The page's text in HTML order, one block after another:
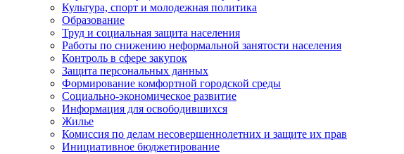
Культура, спорт и молодежная политика
Образование
Труд и социальная защита населения
Работы по снижению неформальной занятости населения
Контроль в сфере закупок
Защита персональных данных
Формирование комфортной городской среды
Социально-экономическое развитие
Информация для освободившихся
Жилье
Комиссия по делам несовершеннолетних и защите их прав
Инициативное бюджетирование